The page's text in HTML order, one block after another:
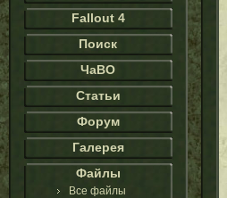
Fallout 4
Поиск
ЧаВО
Статьи
Форум
Галерея
Файлы
Все файлы